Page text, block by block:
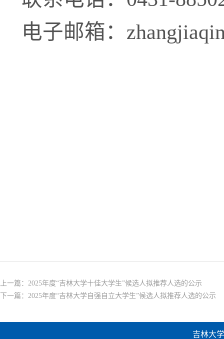
电子邮箱：
上一篇： 2025年度“吉林大学十佳大学生”候选人拟推荐人选的公示
下一篇： 2025年度“吉林大学自强自立大学生”候选人拟推荐人选的公示
吉林大